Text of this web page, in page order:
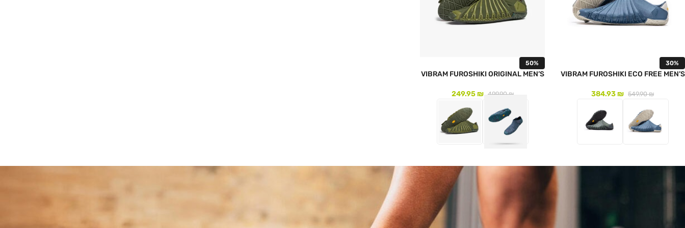
30%
VIBRAM FUROSHIKI ECO FREE MEN’S
549.90₪
384.93₪
50%
VIBRAM FUROSHIKI ORIGINAL MEN’S
499.90₪
249.95₪